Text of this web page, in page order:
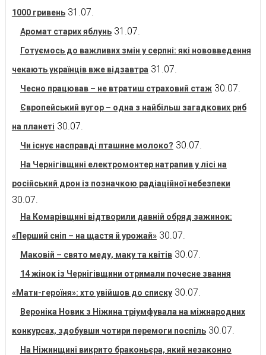
1000 гривень 31.07.
Аромат старих яблунь 31.07.
Готуємось до важливих змін у серпні: які нововведення
чекають українців вже відзавтра 31.07.
Чесно працював – не втратиш страховий стаж 30.07.
Європейський вугор – одна з найбільш загадкових риб
на планеті 30.07.
Чи існує насправді пташине молоко? 30.07.
На Чернігівщині електромонтер натрапив у лісі на
російський дрон із позначкою радіаційної небезпеки
30.07.
На Комарівщині відтворили давній обряд зажинок:
«Перший сніп – на щастя й урожай» 30.07.
Маковій – свято меду, маку та квітів 30.07.
14 жінок із Чернігівщини отримали почесне звання
«Мати-героїня»: хто увійшов до списку 30.07.
Вероніка Новик з Ніжина тріумфувала на міжнародних
конкурсах, здобувши чотири перемоги поспіль 30.07.
На Ніжинщині викрито браконьєра, який незаконно